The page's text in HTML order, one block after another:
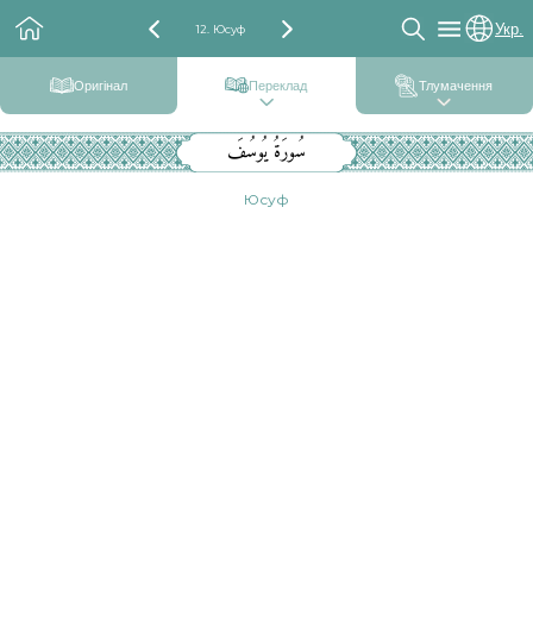
12. Юсуф Укр.
Оригінал Переклад Тлумачення
سُورَةُ يُوسُفَ
Юсуф